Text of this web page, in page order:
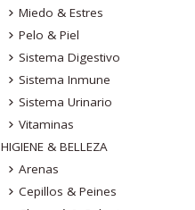
Miedo & Estres
Pelo & Piel
Sistema Digestivo
Sistema Inmune
Sistema Urinario
Vitaminas
HIGIENE & BELLEZA
Arenas
Cepillos & Peines